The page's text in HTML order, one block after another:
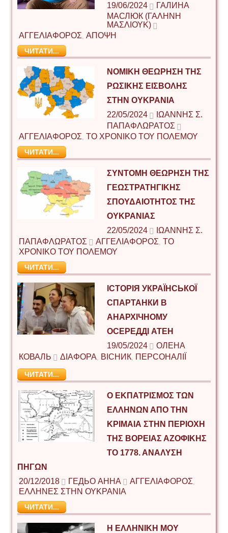
19/06/2024
ГАЛИНА
МАСЛЮК (ΓΑΛΉΝΗ
ΜΑΣΛΙΟΎΚ)
ΑΓΓΕΛΙΑΦΟΡΟΣ ΑΠΟΨΗ
ЧИТАТИ...
ΝΟΜΙΚΉ ΘΕΏΡΗΣΗ ΤΗΣ
ΡΩΣΙΚΉΣ ΕΙΣΒΟΛΉΣ
ΣΤΗΝ ΟΥΚΡΑΝΊΑ
22/05/2024
ΙΩΆΝΝΗΣ Σ.
ΠΑΠΑΦΛΩΡΆΤΟΣ
ΑΓΓΕΛΙΑΦΟΡΟΣ ΤΟ ΧΡΟΝΙΚΟ ΤΟΥ ΠΟΛΕΜΟΥ
ЧИТАТИ...
ΣΎΝΤΟΜΗ ΘΕΏΡΗΣΗ ΤΗΣ
ΓΕΩΣΤΡΑΤΗΓΙΚΉΣ
ΣΠΟΥΔΑΙΌΤΗΤΟΣ ΤΗΣ
ΟΥΚΡΑΝΊΑΣ
22/05/2024
ΙΩΆΝΝΗΣ Σ.
ΠΑΠΑΦΛΩΡΆΤΟΣ
ΑΓΓΕΛΙΑΦΟΡΟΣ ΤΟ
ΧΡΟΝΙΚΟ ΤΟΥ ΠΟΛΕΜΟΥ
ЧИТАТИ...
ІСТОРІЯ УКРАЇНСЬКОЇ
СПАРТАНКИ В
АНАРХІЧНОМУ
ОСЕРЕДДІ АТЕН
19/05/2024
ОЛЕНА
КОВАЛЬ
ΔΙΆΦΟΡΑ ВІСНИК, ПЕРСОНАЛІЇ
ЧИТАТИ...
Ο ΕΚΠΑΤΡΙΣΜΌΣ ΤΩΝ
ΕΛΛΉΝΩΝ ΑΠΌ ΤΗΝ
ΚΡΙΜΑΊΑ ΣΤΗΝ ΠΕΡΙΟΧΉ
ΤΗΣ ΒΌΡΕΙΑΣ ΑΖΟΦΙΚΉΣ
ΤΟ 1778. ΑΝΆΛΥΣΗ
ΠΗΓΏΝ
20/12/2018
ГЕДЬО АННА ΑΓΓΕΛΙΑΦΟΡΟΣ
ΕΛΛΗΝΕΣ ΣΤΗΝ ΟΥΚΡΑΝΙΑ
ЧИТАТИ...
Η ΕΛΛΗΝΙΚΗ ΜΟΥ